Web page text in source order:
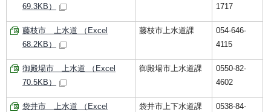
69.3KB）
1717
藤枝市 上水道 （Excel
68.2KB）
藤枝市上水道課
054-646-
4115
御殿場市 上水道 （Excel
70.5KB）
御殿場市上水道課
0550-82-
4602
袋井市 上水道 （Excel
袋井市上下水道課
0538-84-